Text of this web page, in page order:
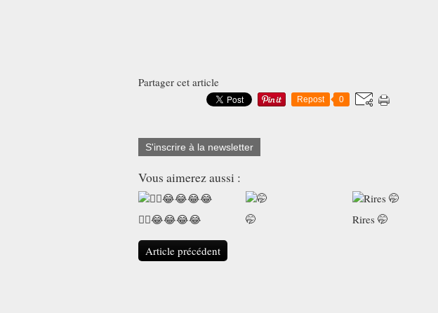
Partager cet article
Repost 0
S'inscrire à la newsletter
Vous aimerez aussi :
😮‍💨😂😂😂😂 🤭 Rires 🤭
Article précédent